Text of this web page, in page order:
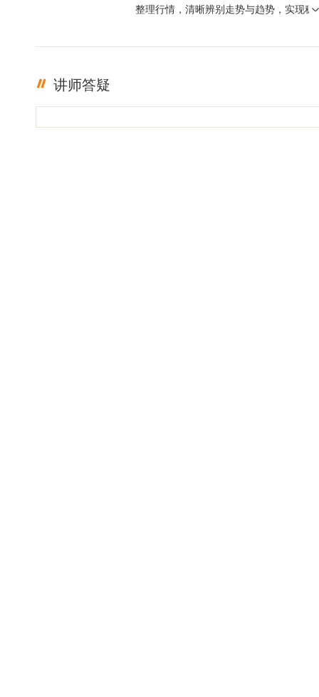
整理行情，清晰辨别走势与趋势，实现稳
讲师答疑